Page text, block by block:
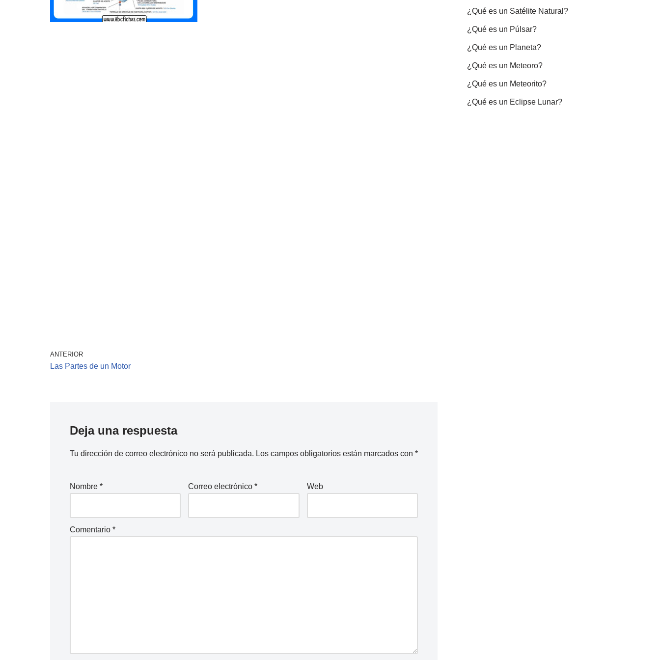
ANTERIOR
Las Partes de un Motor
Deja una respuesta
Tu dirección de correo electrónico no será publicada. Los campos obligatorios están marcados con *
Nombre * Correo electrónico* Web
Comentario *
¿Qué es un Satélite Natural?
¿Qué es un Púlsar?
¿Qué es un Planeta?
¿Qué es un Meteoro?
¿Qué es un Meteorito?
¿Qué es un Eclipse Lunar?